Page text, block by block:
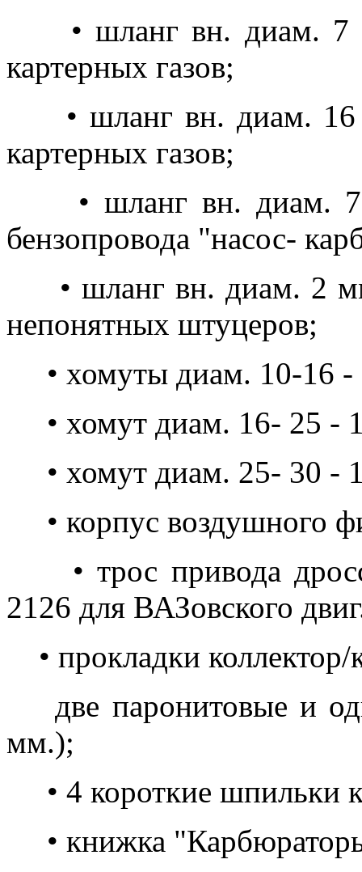
• шланг вн. диам. 7
картерных газов;
• шланг вн. диам. 16
картерных газов;
• шланг вн. диам. 7
бензопровода "насос-
• шланг вн. диам. 2
непонятных штуцеров;
• хомуты диам. 10-16 -
• хомут диам. 16- 25 -
• хомут диам. 25- 30 -
• корпус воздушного
• трос привода
2126 для ВАЗовского
• прокладки коллектор/
две паронитовые и
мм.);
• 4 короткие шпильки
• книжка